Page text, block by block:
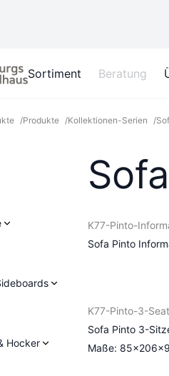
Sortiment Beratung
/Produkte /Kollektionen-Serien /
Hocker
K77-Pinto-
Sofa Pinto
K77-Pinto-3-
Sofa Pinto 3-
Maße: